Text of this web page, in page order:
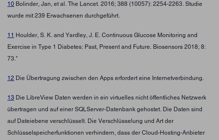
10 Bolinder, Jan, et al. The Lancet. 2016; 388 (10057): 2254-2263. Studie
wurde mit 239 Erwachsenen durchgeführt.
11 Houlder, S. K. and Yardley, J. E. Continuous Glucose Monitoring and
Exercise in Type 1 Diabetes: Past, Present and Future. Biosensors 2018; 8:
73."
12 Die Übertragung zwischen den Apps erfordert eine Internetverbindung.
13 Die LibreView Daten werden in ein virtuelles nicht öffentliches Netzwerk
übertragen und auf einer SQLServer-Datenbank gehostet. Die Daten sind
auf Dateiebene verschlüsselt. Die Verschlüsselung und Art der
Schlüsselspeicherfunktionen verhindern, dass der Cloud-Hosting-Anbieter